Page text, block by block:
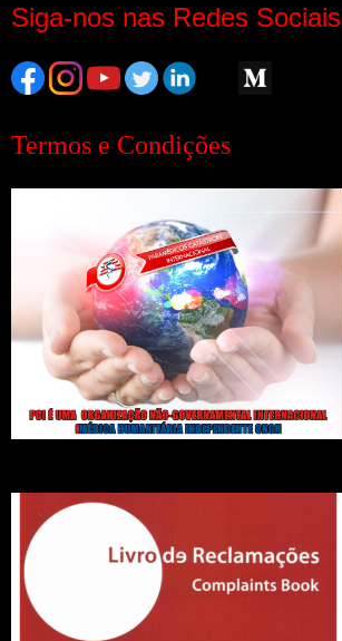
Siga-nos nas Redes Sociais
Termos e Condições